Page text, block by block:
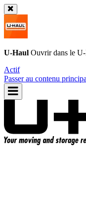
U-Haul Ouvrir dans le
Actif
Passer au contenu